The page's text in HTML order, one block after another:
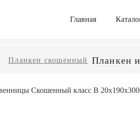
Главная
Планкен скошенный Планкен